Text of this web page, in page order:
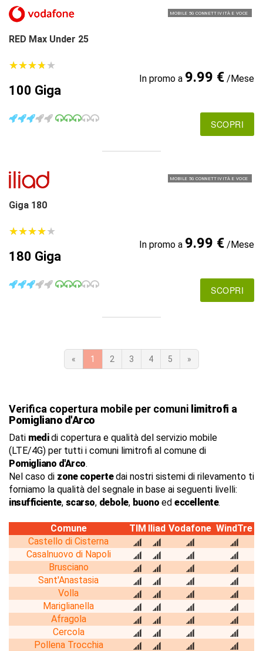
MOBILE 5G CONNETTIVITÀ E VOCE
RED Max Under 25
★★★★★
★★★★★
100 Giga
In promo a 9.99 €/Mese
SCOPRI
MOBILE 5G CONNETTIVITÀ E VOCE
Giga 180
★★★★★
★★★★★
180 Giga
In promo a 9.99 €/Mese
SCOPRI
« 1 2 3 4 5 »
Verifica copertura mobile per comuni limitrofi a
Pomigliano d'Arco
Dati medidi copertura e qualità del servizio mobile
(LTE/4G) per tutti i comuni limitrofi al comune di
Pomigliano d'Arco.
Nel caso di zone copertedai nostri sistemi di rilevamento ti
forniamo la qualità del segnale in base ai seguenti livelli:
insufficiente, scarso, debole, buono ed eccellente.
Comune TIM Iliad Vodafone WindTre
Castello di Cisterna
Casalnuovo di Napoli
Brusciano
Sant'Anastasia
Volla
Mariglianella
Afragola
Cercola
Pollena Trocchia